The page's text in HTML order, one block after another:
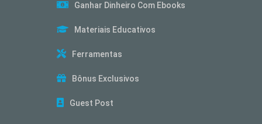
Ganhar Dinheiro Com Ebooks
Materiais Educativos
Ferramentas
Bônus Exclusivos
Guest Post